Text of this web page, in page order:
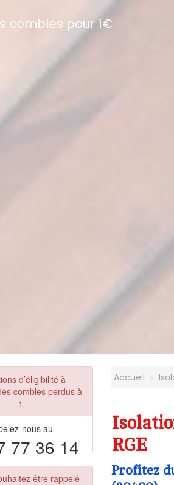
combles pour 1€
d’éligibilité à
combles perdus à
1
nous au
77 36 14
être rappelé
Accueil
RGE
Profitez